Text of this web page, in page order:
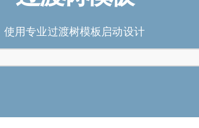
使用专业过渡树模板启动设计